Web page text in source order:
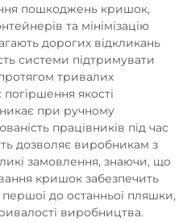
пошкоджень кришок,
та мінімізацію
дорогих відкликань
системи підтримувати
тривалих
якості
при ручному
працівників під час
дозволяє виробникам з
замовлення, знаючи, що
кришок забезпечить
до останньої пляшки,
виробництва.